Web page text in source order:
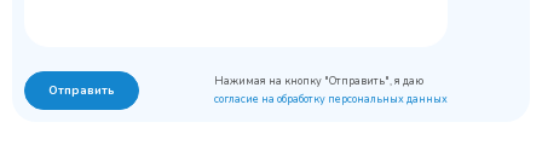
Отправить
Нажимая на кнопку "Отправить", я даю
согласие на обработку персональных данных